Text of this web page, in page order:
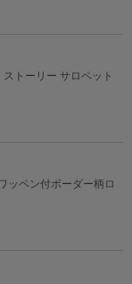
トーリー サロペット
ッペン付ボーダー柄ロ